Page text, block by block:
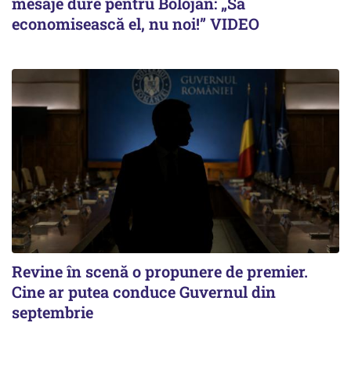
economisească el, nu noi!” VIDEO
Revine în scenă o propunere de premier.
Cine ar putea conduce Guvernul din
septembrie